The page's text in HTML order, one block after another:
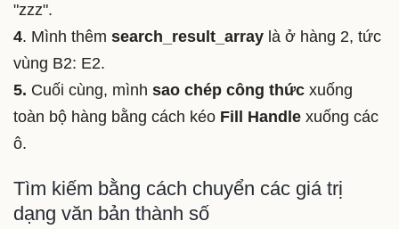
"zzz".
4. Mình thêm search_result_array là ở hàng 2, tức
vùng B2: E2.
5. Cuối cùng, mình sao chép công thức xuống
toàn bộ hàng bằng cách kéo Fill Handle xuống các
ô.
Tìm kiếm bằng cách chuyển các giá trị
dạng văn bản thành số